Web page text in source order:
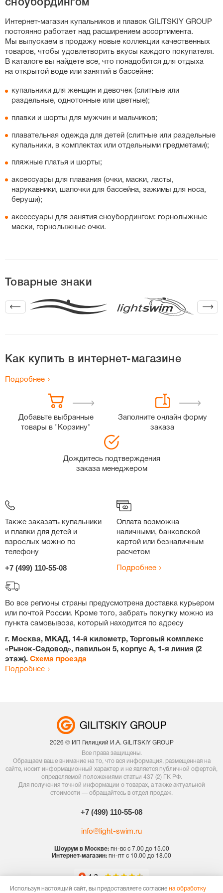
слитных купальников, особенно спортивных моделей с
если у вас высокий рост, выбирайте больший размер,
чтобы бретели не врезались в плечи. Вы также можете
свериться с нашей точной таблицей размеров на
странице каждого товара.
сноубордингом
Интернет-магазин купальников и плавок GILITSKIY GROUP
постоянно работает над расширением ассортимента.
Мы выпускаем в продажу новые коллекции качественных
товаров, чтобы удовлетворить вкусы каждого покупателя.
В каталоге вы найдете все, что понадобится для отдыха
на открытой воде или занятий в бассейне:
купальники для женщин и девочек (слитные или
раздельные, однотонные или цветные);
плавки и шорты для мужчин и мальчиков;
плавательная одежда для детей (слитные или раздельные
купальники, в комплектах или отдельными предметами);
пляжные платья и шорты;
аксессуары для плавания (очки, маски, ласты,
нарукавники, шапочки для бассейна, зажимы для носа,
беруши);
аксессуары для занятия сноубордингом: горнолыжные
маски, горнолыжные очки.
Товарные знаки
Как купить в интернет-магазине
Подробнее
Добавьте выбранные
товары в "Корзину"
Заполните онлайн форму
заказа
Дождитесь подтверждения
заказа менеджером
Также заказать купальники
и плавки для детей и
взрослых можно по
телефону
+7 (499) 110-55-08
Оплата возможна
наличными, банковской
картой или безналичным
расчетом
Подробнее
Во все регионы страны предусмотрена доставка курьером
или почтой России. Кроме того, забрать покупку можно из
пункта самовывоза, который находится по адресу
г. Москва, МКАД, 14-й километр, Торговый комплекс
«Рынок-Садовод», павильон 5, корпус А, 1-я линия (2
этаж). Схема проезда
Подробнее
2026 © ИП Гилицкий И.А. GILITSKIY GROUP
Все права защищены.
Обращаем ваше внимание на то, что вся информация, размещенная на
сайте, носит информационный характер и не является публичной офертой,
определяемой положениями статьи 437 (2) ГК РФ.
Для получения точной информации о товарах, а также актуальной
стоимости — обращайтесь в отдел продаж.
+7 (499) 110-55-08
info@light-swim.ru
Шоурум в Москве:пн-вс с 7.00 до 15.00
Интернет-магазин: пн-пт с 10.00 до 18.00
Используя настоящий сайт, вы предоставляете согласие на обработку